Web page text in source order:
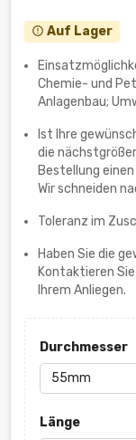
error_outline Auf Lager
Chemie- und
Anlagenbau;
Ist Ihre
die
Bestellung
Wir schneiden
Toleranz im
Haben Sie die
Kontaktieren
Ihrem Anliegen.
Durchmesser
Länge